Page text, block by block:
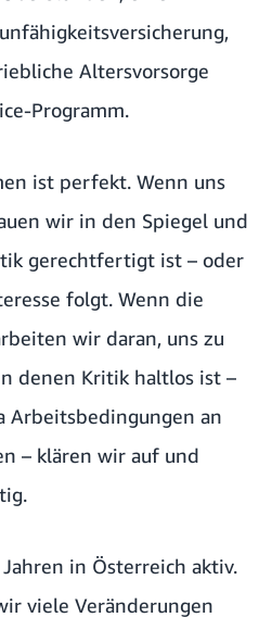
Altersvorsorge
-Programm.
ist perfekt. Wenn uns
wir in den Spiegel und
gerechtfertigt ist – oder
folgt. Wenn die
wir daran, uns zu
denen Kritik haltlos ist –
Arbeitsbedingungen an
– klären wir auf und
in Österreich aktiv.
viele Veränderungen